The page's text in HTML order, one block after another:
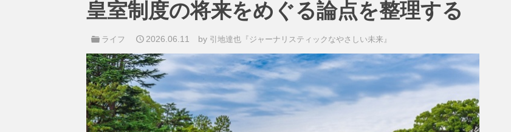
皇室制度の将来をめぐる論点を整理する
ライフ 2026.06.11 by 引地達也『ジャーナリスティックなやさしい未来』